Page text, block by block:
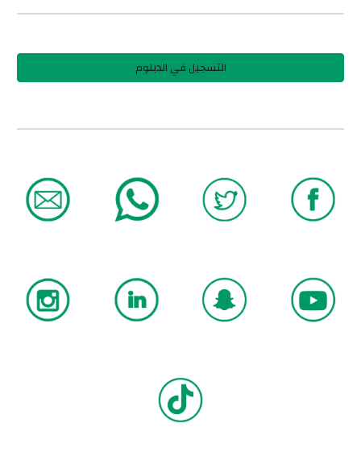
التسجيل في الدبلوم